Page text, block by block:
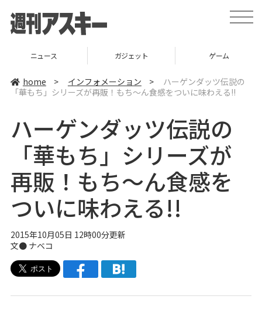
t
o
v
ニュース ガジェット ゲーム
home > インフォメーション >
ハーゲンダッツ伝説の
「華もち」シリーズが再販！もち～ん食感をついに味わえる!!
ハーゲンダッツ伝説の
「華もち」シリーズが
再販！もち～ん食感を
ついに味わえる!!
2015年10月05日 12時00分更新
文● ナベコ